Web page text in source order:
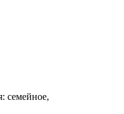
семейное,